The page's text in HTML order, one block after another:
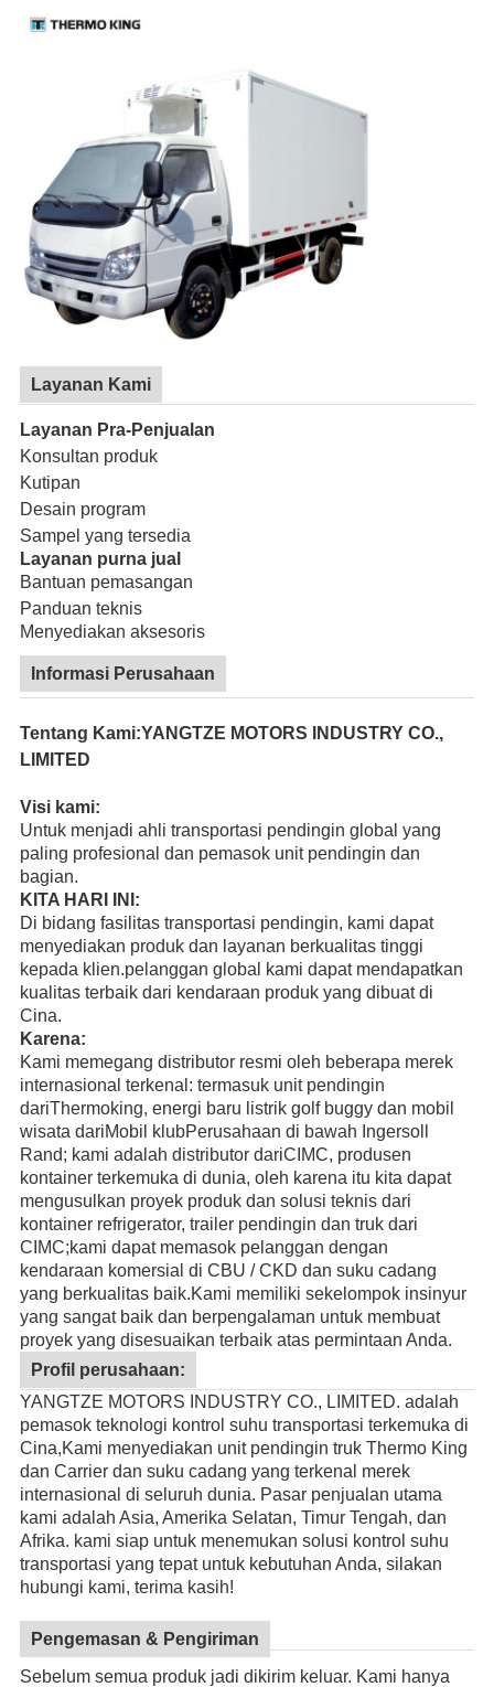
Layanan Kami
Layanan Pra-Penjualan
Konsultan produk
Kutipan
Desain program
Sampel yang tersedia
Layanan purna jual
Bantuan pemasangan
Panduan teknis
Menyediakan aksesoris
Informasi Perusahaan
Tentang Kami:YANGTZE MOTORS INDUSTRY CO.,
LIMITED
Visi kami:
Untuk menjadi ahli transportasi pendingin global yang
paling profesional dan pemasok unit pendingin dan
bagian.
KITA HARI INI:
Di bidang fasilitas transportasi pendingin, kami dapat
menyediakan produk dan layanan berkualitas tinggi
kepada klien.pelanggan global kami dapat mendapatkan
kualitas terbaik dari kendaraan produk yang dibuat di
Cina.
Karena:
Kami memegang distributor resmi oleh beberapa merek
internasional terkenal: termasuk unit pendingin
dariThermoking, energi baru listrik golf buggy dan mobil
wisata dariMobil klubPerusahaan di bawah Ingersoll
Rand; kami adalah distributor dariCIMC, produsen
kontainer terkemuka di dunia, oleh karena itu kita dapat
mengusulkan proyek produk dan solusi teknis dari
kontainer refrigerator, trailer pendingin dan truk dari
CIMC;kami dapat memasok pelanggan dengan
kendaraan komersial di CBU / CKD dan suku cadang
yang berkualitas baik.Kami memiliki sekelompok insinyur
yang sangat baik dan berpengalaman untuk membuat
proyek yang disesuaikan terbaik atas permintaan Anda.
Profil perusahaan:
YANGTZE MOTORS INDUSTRY CO., LIMITED. adalah
pemasok teknologi kontrol suhu transportasi terkemuka di
Cina,Kami menyediakan unit pendingin truk Thermo King
dan Carrier dan suku cadang yang terkenal merek
internasional di seluruh dunia. Pasar penjualan utama
kami adalah Asia, Amerika Selatan, Timur Tengah, dan
Afrika. kami siap untuk menemukan solusi kontrol suhu
transportasi yang tepat untuk kebutuhan Anda, silakan
hubungi kami, terima kasih!
Pengemasan & Pengiriman
Sebelum semua produk jadi dikirim keluar. Kami hanya